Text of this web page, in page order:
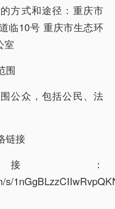
方式和途径：重庆市
临10号 重庆市生态环
室
围
公众，包括公民、法
链接
：
s/